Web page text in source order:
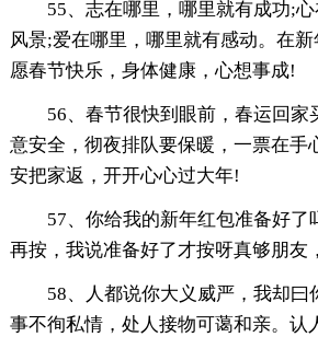
55、志在哪里，哪里就有成功;
风景;爱在哪里，哪里就有感动。在
愿春节快乐，身体健康，心想事成!
56、春节很快到眼前，春运回家
意安全，彻夜排队要保暖，一票在手
安把家返，开开心心过大年!
57、你给我的新年红包准备好了
再按，我说准备好了才按呀真够朋友
58、人都说你大义威严，我却曰
事不徇私情，处人接物可蔼和亲。认